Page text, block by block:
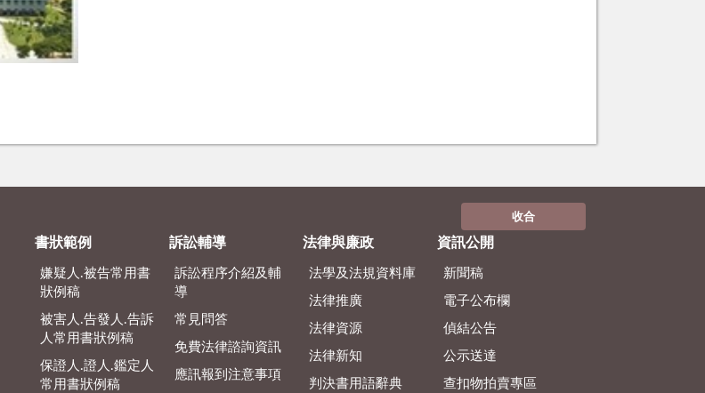
收合
書狀範例
嫌疑人.被告常用書
狀例稿
被害人.告發人.告訴
人常用書狀例稿
保證人.證人.鑑定人
常用書狀例稿
訴訟輔導
訴訟程序介紹及輔
導
常見問答
免費法律諮詢資訊
應訊報到注意事項
法律與廉政
法學及法規資料庫
法律推廣
法律資源
法律新知
判決書用語辭典
資訊公開
新聞稿
電子公布欄
偵結公告
公示送達
查扣物拍賣專區